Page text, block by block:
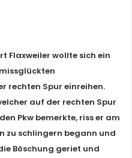
Flaxweiler wollte sich ein
rechten Spur einreihen.
auf der rechten Spur
Pkw bemerkte, riss er am
zu schlingern begann und
Böschung geriet und